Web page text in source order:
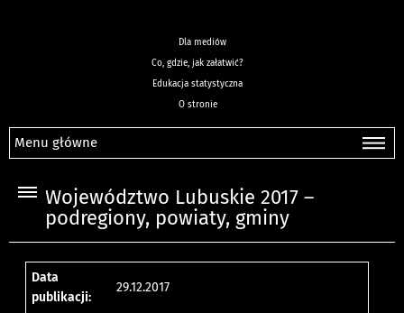
Dla mediów
Co, gdzie, jak załatwić?
Edukacja statystyczna
O stronie
Menu główne
Województwo Lubuskie 2017 –
podregiony, powiaty, gminy
Data
publikacji:
29.12.2017